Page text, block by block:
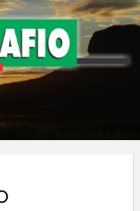
Lugar